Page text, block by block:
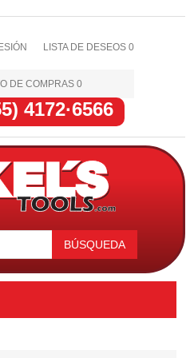
LISTA DE DESEOS 0
DE COMPRAS 0
4172·6566
BÚSQUEDA